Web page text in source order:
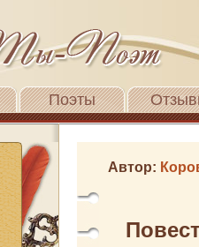
Поэты
Автор: